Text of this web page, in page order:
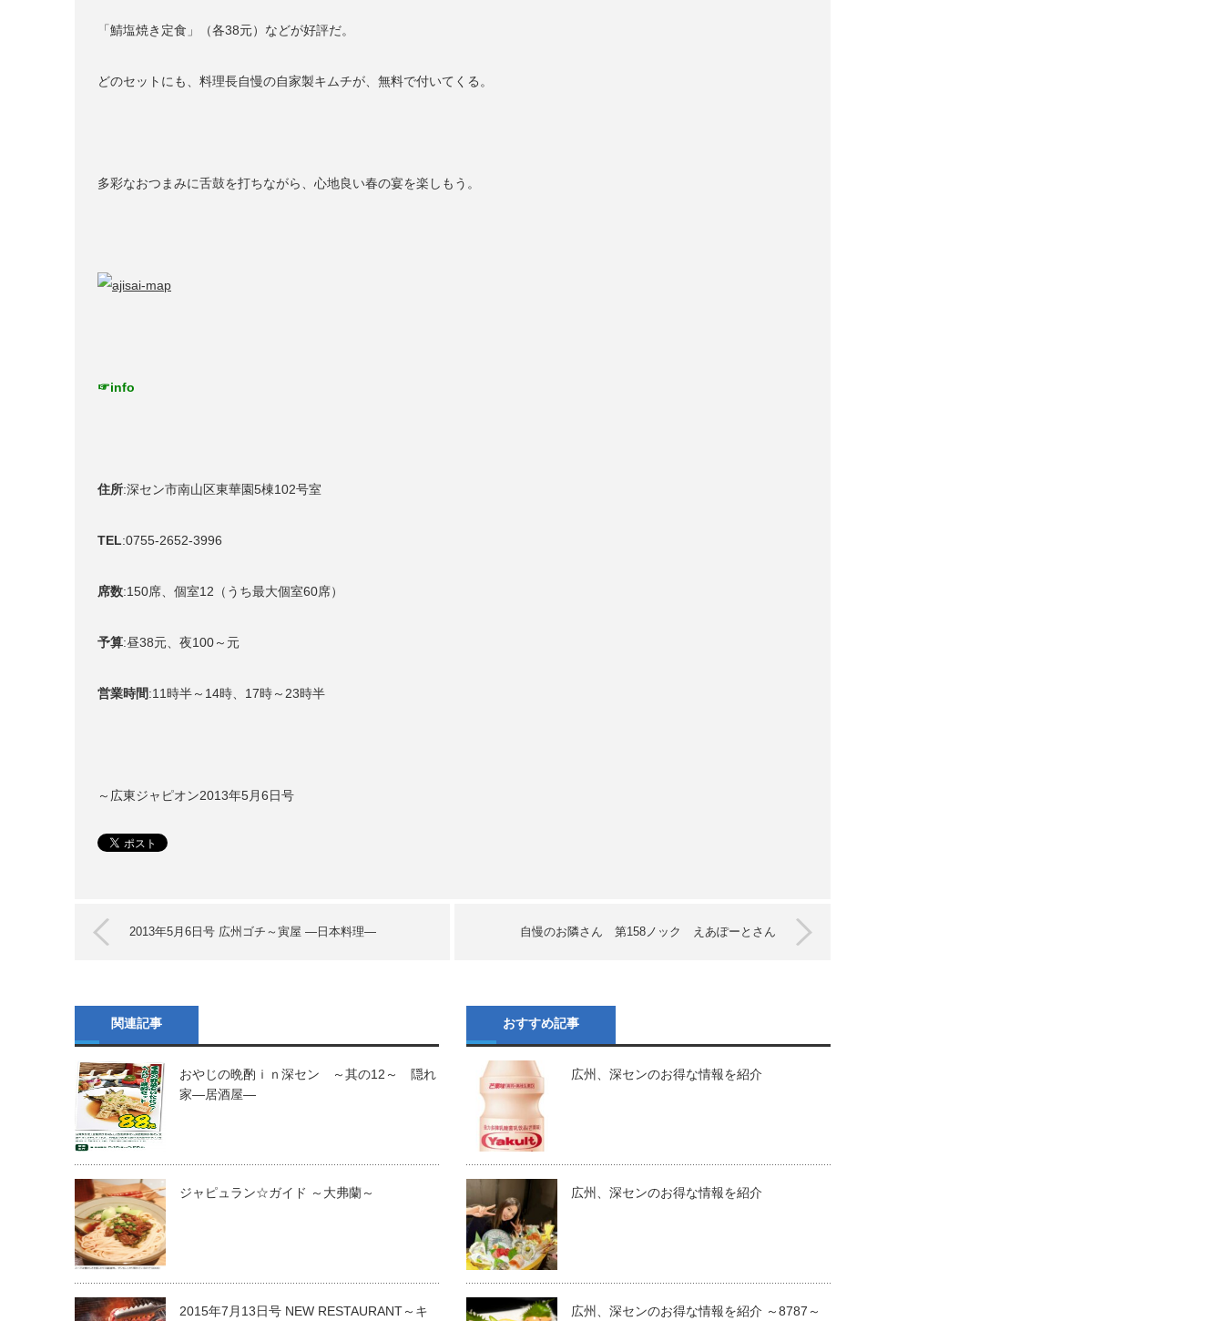
「鯖塩焼き定食」（各38元）などが好評だ。
どのセットにも、料理長自慢の自家製キムチが、無料で付いてくる。
多彩なおつまみに舌鼓を打ちながら、心地良い春の宴を楽しもう。
☞info
住所:深セン市南山区東華園5棟102号室
TEL:0755-2652-3996
席数:150席、個室12（うち最大個室60席）
予算:昼38元、夜100～元
営業時間:11時半～14時、17時～23時半
～広東ジャピオン2013年5月6日号
2013年5月6日号 広州ゴチ～寅屋 ―日本料理― 自慢のお隣さん 第158ノック えあぽーとさん
関連記事
おやじの晩酌ｉｎ深セン ～其の12～ 隠れ
家―居酒屋―
ジャピュラン☆ガイド ～大弗蘭～
2015年7月13日号 NEW RESTAURANT～キ
おすすめ記事
広州、深センのお得な情報を紹介
広州、深センのお得な情報を紹介
広州、深センのお得な情報を紹介 ～8787～